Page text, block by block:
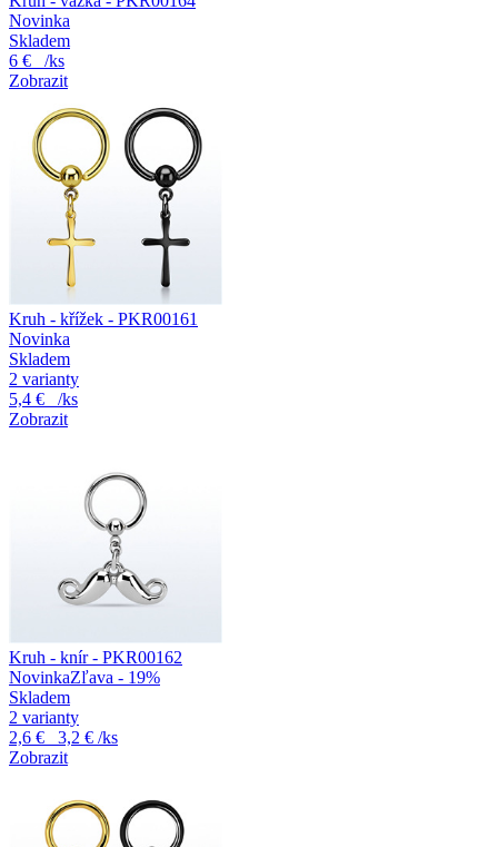
Novinka
Skladem
6 €
/ks
Zobrazit
Kruh - křížek - PKR00161
Novinka
Skladem
2 varianty
5,4 €
/ks
Zobrazit
Kruh - knír - PKR00162
NovinkaZľava - 19%
Skladem
2 varianty
2,6 €
3,2 € /ks
Zobrazit